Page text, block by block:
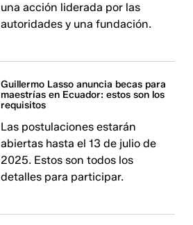
una acción liderada por las
autoridades y una fundación.
Guillermo Lasso anuncia becas para
maestrías en Ecuador: estos son los
requisitos
Las postulaciones estarán
abiertas hasta el 13 de julio de
2025. Estos son todos los
detalles para participar.